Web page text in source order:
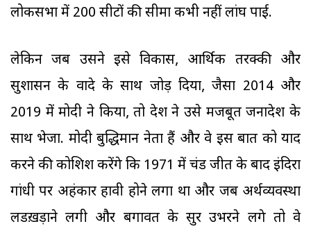
लोकसभा में 200 सीटों की सीमा कभी नहीं लांघ पाई.
लेकिन जब उसने इसे विकास, आर्थिक तरक्की और
सुशासन के वादे के साथ जोड़ दिया, जैसा 2014 और
2019 में मोदी ने किया, तो देश ने उसे मजबूत जनादेश के
साथ भेजा. मोदी बुद्धिमान नेता हैं और वे इस बात को याद
करने की कोशिश करेंगे कि 1971 में प्रचंड जीत के बाद इंदिरा
गांधी पर अहंकार हावी होने लगा था और जब अर्थव्यवस्था
लडख़ड़ाने लगी और बगावत के सुर उभरने लगे तो वे